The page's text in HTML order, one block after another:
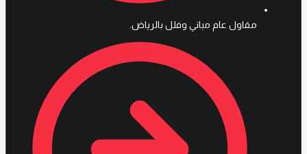
مقاول عام مباني وفلل بالرياض.